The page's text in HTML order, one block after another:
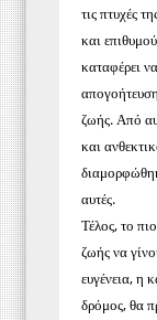
τις πτυχές
και
καταφέρει
ζωής. Από
και
αυτές.
Τέλος, το
ζωής να
ευγένεια, η
δρόμος, θα